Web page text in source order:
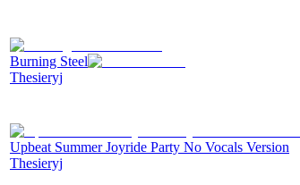
Burning Steel
Thesieryj
Upbeat Summer Joyride Party No Vocals Version
Thesieryj